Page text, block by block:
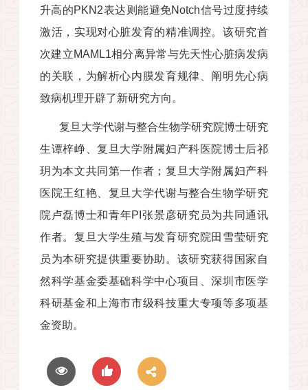
升高的PKN2表达则能避免Notch信号过度持续
激活，实现对心脏发育的精准调控。该研究首
次建立MAML1相分离异常与先天性心脏病发病
的关联，为解析心内膜发育规律、阐明先心病
致病机理开辟了新研究方向。
复旦大学代谢与整合生物学研究院博士研究
生谭梓峥、复旦大学附属妇产科医院博士后祁
玥为本文共同第一作者；复旦大学附属妇产科
医院王红艳、复旦大学代谢与整合生物学研究
院卢磊博士和青年PI 张景彦研究员为共同通讯
作者。复旦大学生殖与发育研究院田雪莹研究
员为本研究提供重要协助。该研究获得国家自
然科学基金委基础科学中心项目、深圳市医学
科研基金和上海市市级科技重大专项等多项基
金资助。